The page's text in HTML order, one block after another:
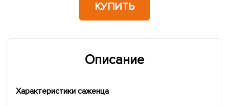
КУПИТЬ
Описание
Характеристики саженца